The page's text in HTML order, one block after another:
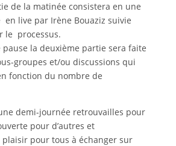
de la matinée consistera en une
live par Irène Bouaziz suivie
le processus.
la deuxième partie sera faite
groupes et/ou discussions qui
fonction du nombre de
demi-journée retrouvailles pour
pour d’autres et
pour tous à échanger sur